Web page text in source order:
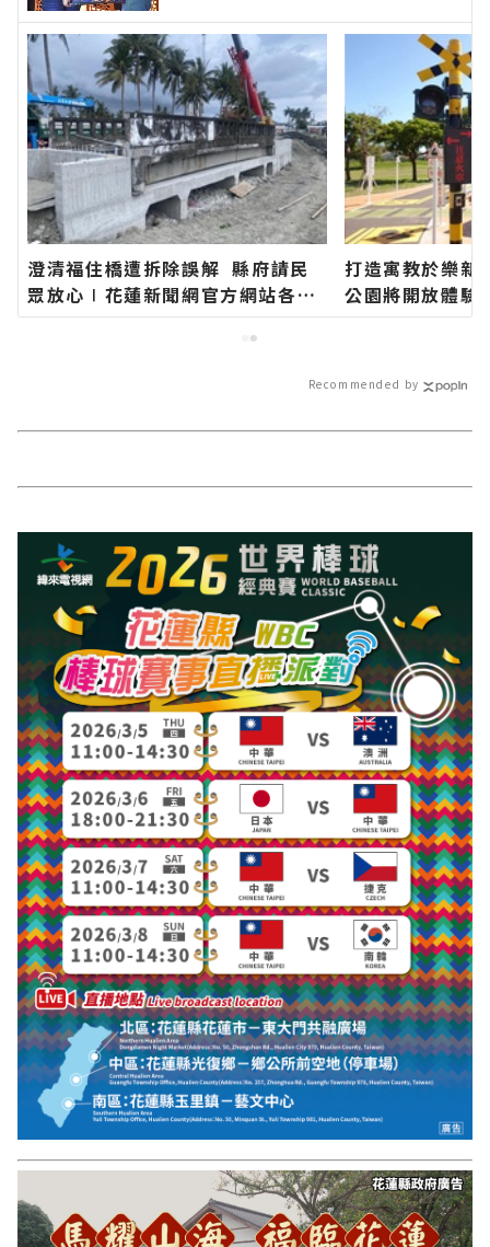
澄清福住橋遭拆除誤解 縣府請民
眾放心∣花蓮新聞網官方網站各類
新聞－最快速的今日新聞報導 最新
打造寓教於樂新
公園將開放體
網站各類新聞－
Recommended by